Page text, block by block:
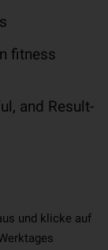
fitness
and Result-
und klicke auf